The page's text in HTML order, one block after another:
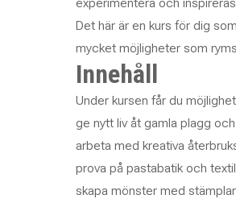
Det här är en kurs för dig
mycket möjligheter som
Innehåll
Under kursen får du
ge nytt liv åt gamla plagg
arbeta med kreativa
prova på pastabatik och
skapa mönster med